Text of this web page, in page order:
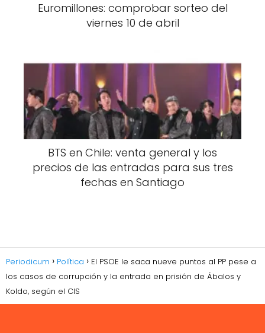
Euromillones: comprobar sorteo del
viernes 10 de abril
BTS en Chile: venta general y los
precios de las entradas para sus tres
fechas en Santiago
Periodicum Política
El PSOE le saca nueve puntos al PP pese a
los casos de corrupción y la entrada en prisión de Ábalos y
Koldo, según el CIS